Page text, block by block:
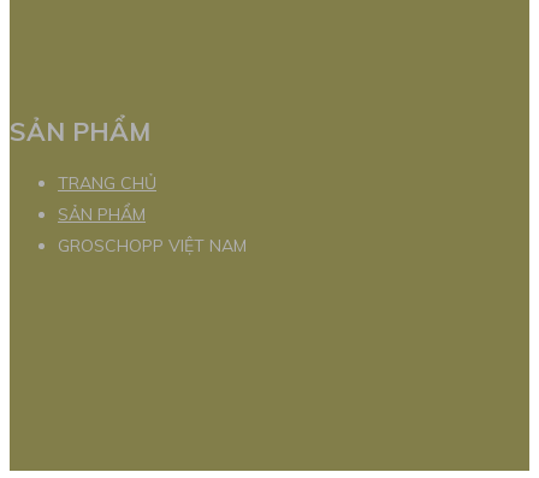
SẢN PHẨM
TRANG CHỦ
SẢN PHẨM
GROSCHOPP VIỆT NAM